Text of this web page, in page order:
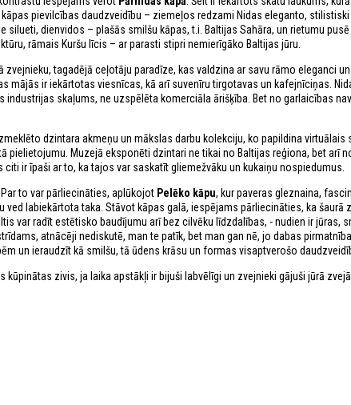
pievilcības daudzveidību – ziemeļos redzami Nidas eleganto,
silueti, dienvidos – plašās smilšu kāpas, t.i. Baltijas Sahāra, un rietumu
rāmais Kuršu līcis – ar parasti stipri nemierīgāko Baltijas jūru.
tagadējā ceļotāju paradīze, kas valdzina ar savu rāmo eleganci
mājās ir iekārtotas viesnīcas, kā arī suvenīru tirgotavas un kafejnīciņas.
skaļums, ne uzspēlēta komerciāla ārišķība. Bet no garlaicības
dzintara akmeņu un mākslas darbu kolekciju, ko papildina virtuālais
pielietojumu. Muzejā eksponēti dzintari ne tikai no Baltijas reģiona, bet arī
ir īpaši ar to, ka tajos var saskatīt gliemežvāku un kukaiņu nospiedumus.
to var pārliecināties, aplūkojot Pelēko kāpu, kur paveras gleznaina,
labiekārtota taka. Stāvot kāpas galā, iespējams pārliecināties, ka šaurā
var radīt estētisko baudījumu arī bez cilvēku līdzdalības, - nudien ir jūras,
atnācēji nediskutē, man te patīk, bet man gan nē, jo dabas
un ieraudzīt kā smilšu, tā ūdens krāsu un formas visaptverošo
kūpinātas zivis, ja laika apstākļi ir bijuši labvēlīgi un zvejnieki gājuši jūrā